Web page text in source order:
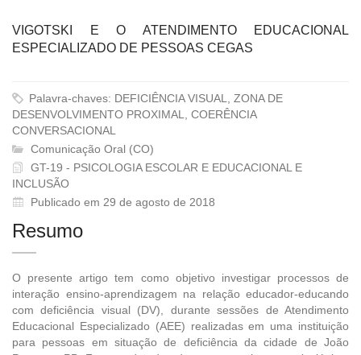
VIGOTSKI E O ATENDIMENTO EDUCACIONAL
ESPECIALIZADO DE PESSOAS CEGAS
Palavra-chaves: DEFICIÊNCIA VISUAL, ZONA DE
DESENVOLVIMENTO PROXIMAL, COERÊNCIA
CONVERSACIONAL
Comunicação Oral (CO)
GT-19 - PSICOLOGIA ESCOLAR E EDUCACIONAL E
INCLUSÃO
Publicado em 29 de agosto de 2018
Resumo
O presente artigo tem como objetivo investigar processos de
interação ensino-aprendizagem na relação educador-educando
com deficiência visual (DV), durante sessões de Atendimento
Educacional Especializado (AEE) realizadas em uma instituição
para pessoas em situação de deficiência da cidade de João